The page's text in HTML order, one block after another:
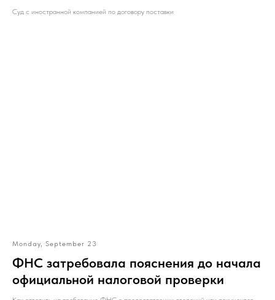
Суд с иностранной компанией по договору поставки
Monday, September 23
ФНС затребовала пояснения до начала
официальной налоговой проверки